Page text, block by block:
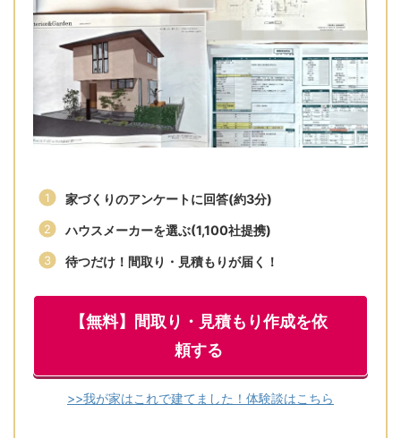
家づくりのアンケートに回答(約3分)
ハウスメーカーを選ぶ(1,100社提携)
待つだけ！間取り・見積もりが届く！
【無料】間取り・見積もり作成を依
頼する
>>我が家はこれで建てました！体験談はこちら